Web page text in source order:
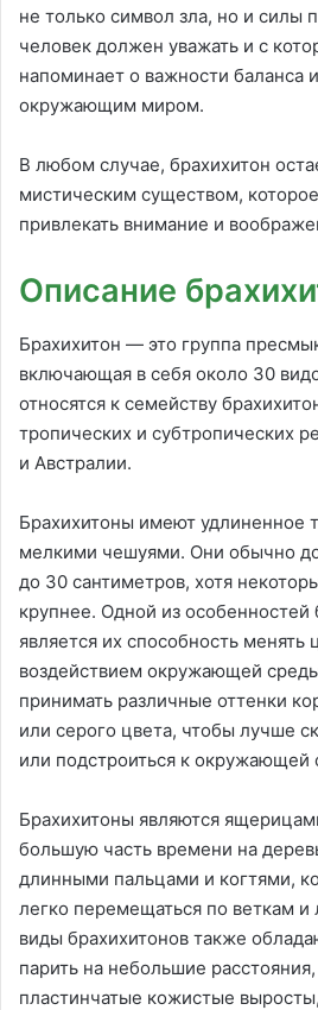
не только символ зла, но и силы
человек должен уважать и с
напоминает о важности баланса
окружающим миром.
В любом случае, брахихитон
мистическим существом,
привлекать внимание и
Описание
Брахихитон — это группа
включающая в себя около 30
относятся к семейству
тропических и субтропических
и Австралии.
Брахихитоны имеют удлиненное
мелкими чешуями. Они обычно
до 30 сантиметров, хотя
крупнее. Одной из особенностей
является их способность менять
воздействием окружающей
принимать различные оттенки
или серого цвета, чтобы лучше
или подстроиться к окружающей
Брахихитоны являются
большую часть времени на
длинными пальцами и когтями,
легко перемещаться по веткам
виды брахихитонов также
парить на небольшие
пластинчатые кожистые